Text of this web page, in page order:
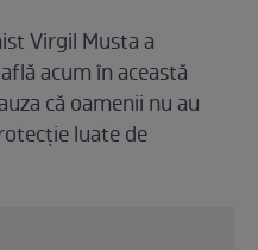
Virgil Musta a
acum în această
că oamenii nu au
luate de